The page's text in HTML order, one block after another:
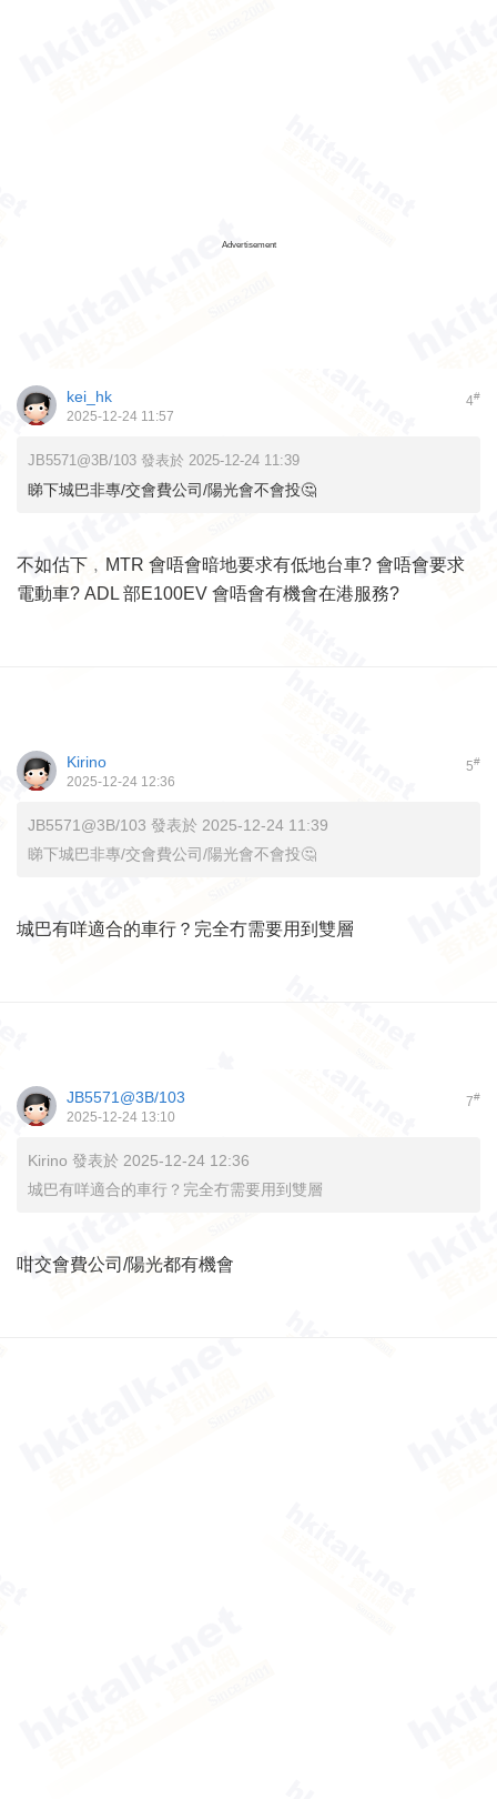
Advertisement
4#
kei_hk
2025-12-24 11:57
JB5571@3B/103 發表於 2025-12-24 11:39
睇下城巴非專/交會費公司/陽光會不會投🤔
不如估下﹐MTR 會唔會暗地要求有低地台車? 會唔會要求
電動車? ADL 部E100EV 會唔會有機會在港服務?
5#
Kirino
2025-12-24 12:36
JB5571@3B/103 發表於 2025-12-24 11:39
睇下城巴非專/交會費公司/陽光會不會投🤔
城巴有咩適合的車行？完全冇需要用到雙層
7#
JB5571@3B/103
2025-12-24 13:10
Kirino 發表於 2025-12-24 12:36
城巴有咩適合的車行？完全冇需要用到雙層
咁交會費公司/陽光都有機會